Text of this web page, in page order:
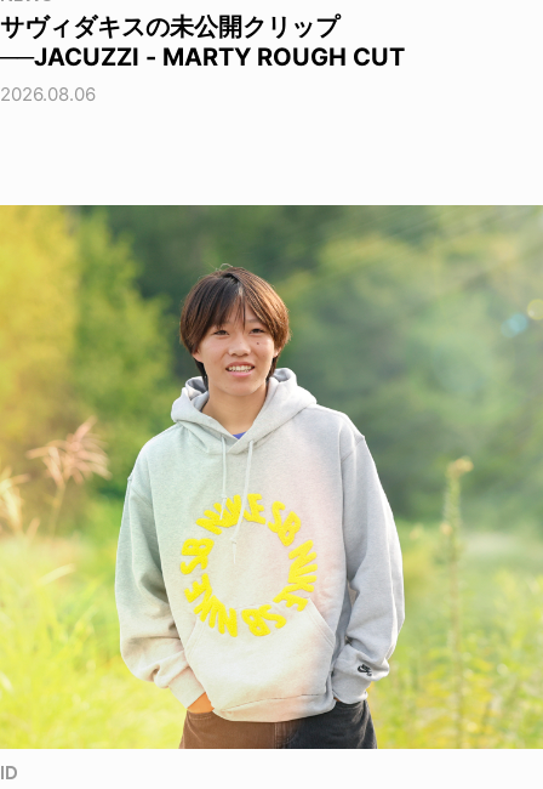
サヴィダキスの未公開クリップ
──JACUZZI - MARTY ROUGH CUT
2026.08.06
ID